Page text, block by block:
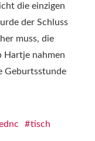
die einzigen
der Schluss
muss, die
Hartje nahmen
Geburtsstunde
tisch